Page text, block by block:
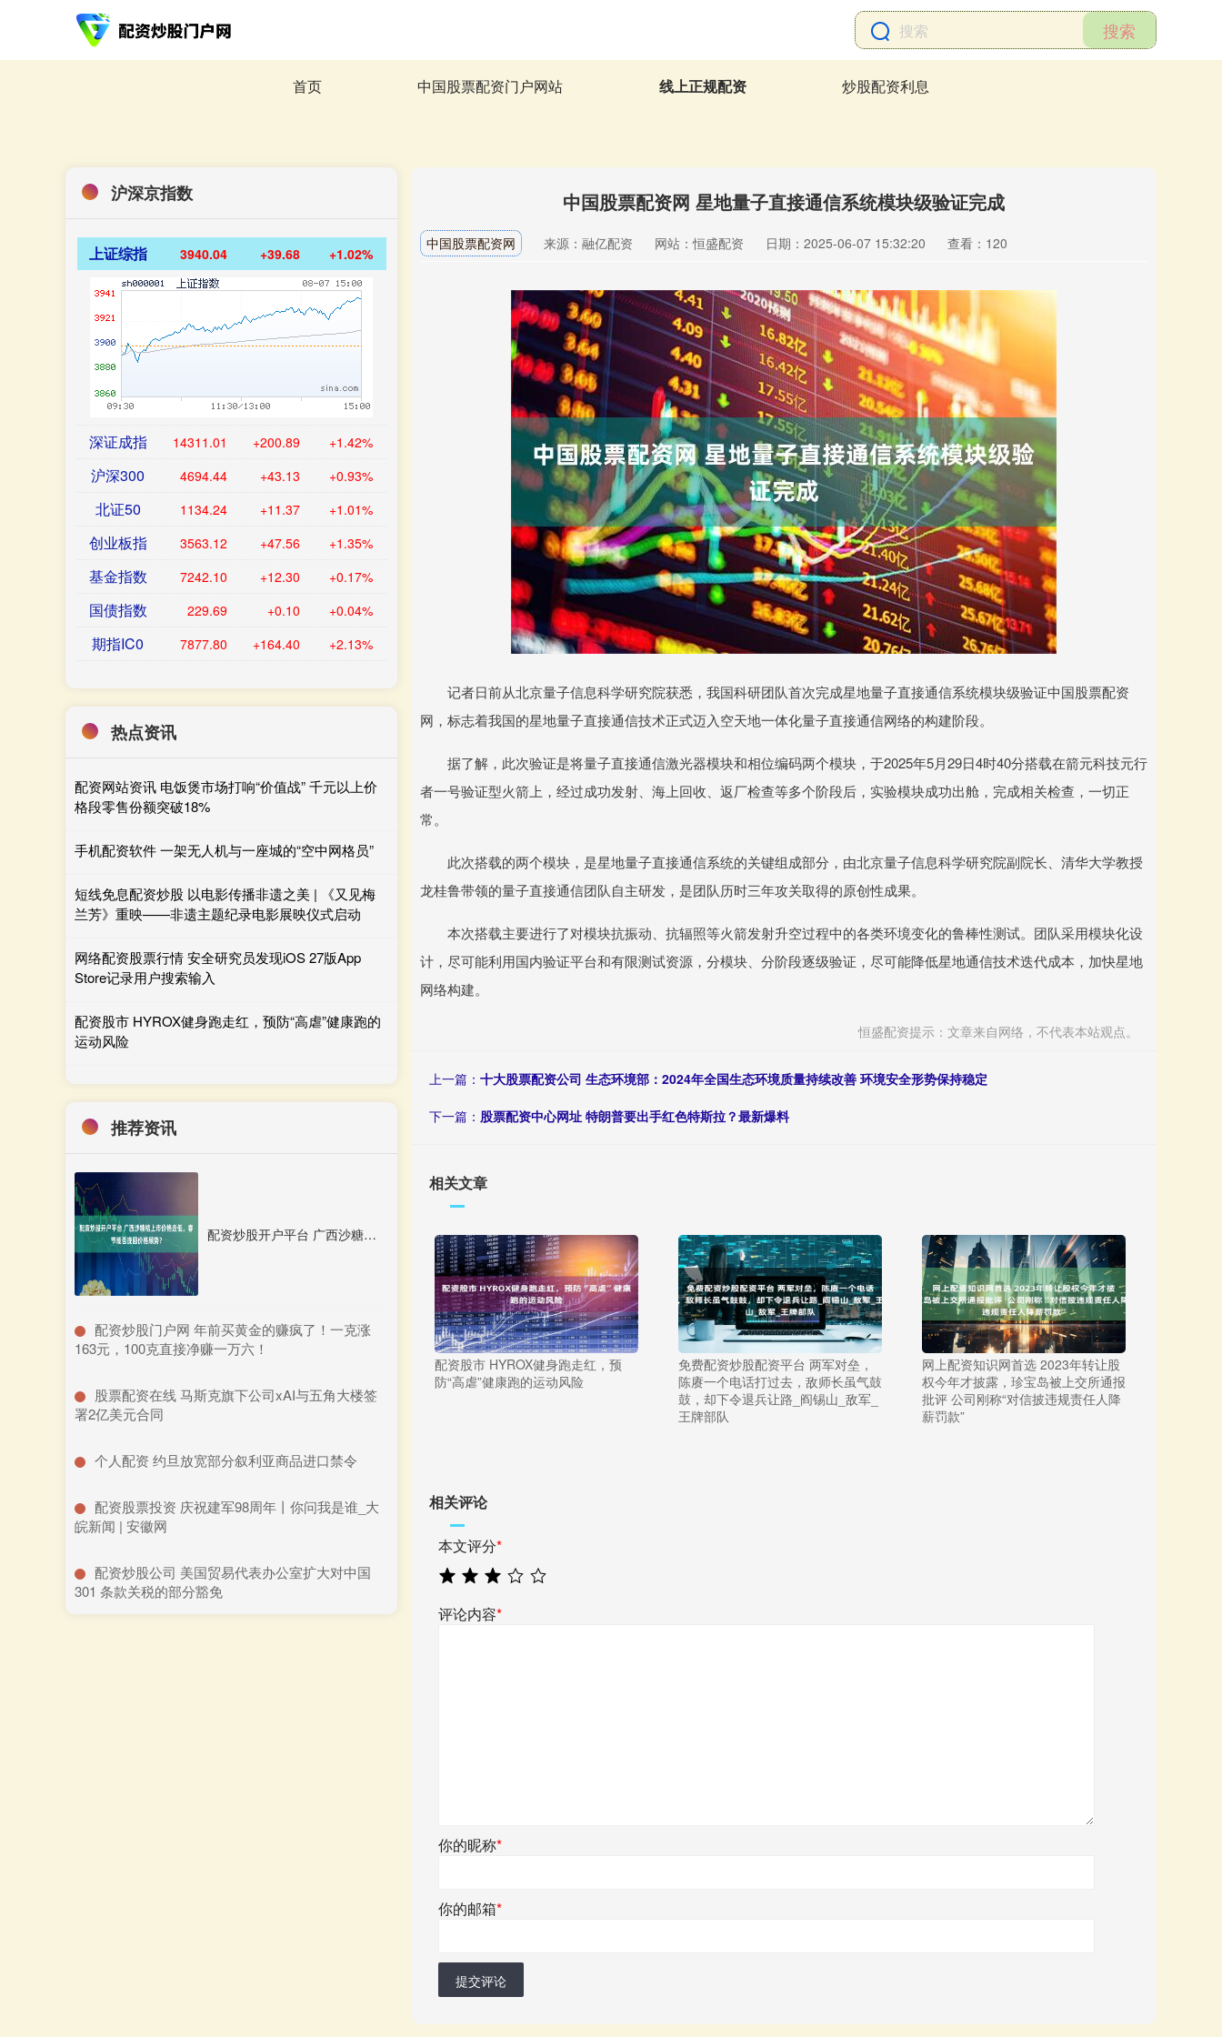
搜索
首页 中国股票配资门户网站 线上正规配资 炒股配资利息
中国股票配资网 星地量子直接通信系统模块级验证完成
中国股票配资网 来源：融亿配资 网站：恒盛配资 日期：2025-06-07 15:32:20 查看：120
记者日前从北京量子信息科学研究院获悉，我国科研团队首次完成星地量子直接通信系统模块级验证中国股票配资
网，标志着我国的星地量子直接通信技术正式迈入空天地一体化量子直接通信网络的构建阶段。
据了解，此次验证是将量子直接通信激光器模块和相位编码两个模块，于2025年5月29日4时40分搭载在箭元科技元行
者一号验证型火箭上，经过成功发射、海上回收、返厂检查等多个阶段后，实验模块成功出舱，完成相关检查，一切正
常。
此次搭载的两个模块，是星地量子直接通信系统的关键组成部分，由北京量子信息科学研究院副院长、清华大学教授
龙桂鲁带领的量子直接通信团队自主研发，是团队历时三年攻关取得的原创性成果。
本次搭载主要进行了对模块抗振动、抗辐照等火箭发射升空过程中的各类环境变化的鲁棒性测试。团队采用模块化设
计，尽可能利用国内验证平台和有限测试资源，分模块、分阶段逐级验证，尽可能降低星地通信技术迭代成本，加快星地
网络构建。
恒盛配资提示：文章来自网络，不代表本站观点。
上一篇： 十大股票配资公司 生态环境部：2024年全国生态环境质量持续改善 环境安全形势保持稳定
下一篇： 股票配资中心网址 特朗普要出手红色特斯拉？最新爆料
相关文章
配资股市 HYROX健身跑走红，预
防“高虐”健康跑的运动风险
免费配资炒股配资平台 两军对垒，
陈赓一个电话打过去，敌师长虽气鼓
鼓，却下令退兵让路_阎锡山_敌军_
王牌部队
网上配资知识网首选 2023年转让股
权今年才披露，珍宝岛被上交所通报
批评 公司刚称“对信披违规责任人降
薪罚款”
相关评论
本文评分*
评论内容*
你的昵称*
你的邮箱*
提交评论
沪深京指数
上证综指 3940.04 +39.68 +1.02%
深证成指 14311.01 +200.89 +1.42%
沪深300 4694.44 +43.13 +0.93%
北证50 1134.24 +11.37 +1.01%
创业板指 3563.12 +47.56 +1.35%
基金指数 7242.10 +12.30 +0.17%
国债指数 229.69 +0.10 +0.04%
期指IC0 7877.80 +164.40 +2.13%
热点资讯
配资网站资讯 电饭煲市场打响“价值战” 千元以上价
格段零售份额突破18%
手机配资软件 一架无人机与一座城的“空中网格员”
短线免息配资炒股 以电影传播非遗之美 | 《又见梅
兰芳》重映——非遗主题纪录电影展映仪式启动
网络配资股票行情 安全研究员发现iOS 27版App
Store记录用户搜索输入
配资股市 HYROX健身跑走红，预防“高虐”健康跑的
运动风险
推荐资讯
配资炒股开户平台 广西沙糖桔上市价格走低，春节能否挽回价格颓势？
​配资炒股门户网 年前买黄金的赚疯了！一克涨
163元，100克直接净赚一万六！
​股票配资在线 马斯克旗下公司xAI与五角大楼签
署2亿美元合同
​个人配资 约旦放宽部分叙利亚商品进口禁令
​配资股票投资 庆祝建军98周年丨你问我是谁_大
皖新闻 | 安徽网
​配资炒股公司 美国贸易代表办公室扩大对中国
301 条款关税的部分豁免